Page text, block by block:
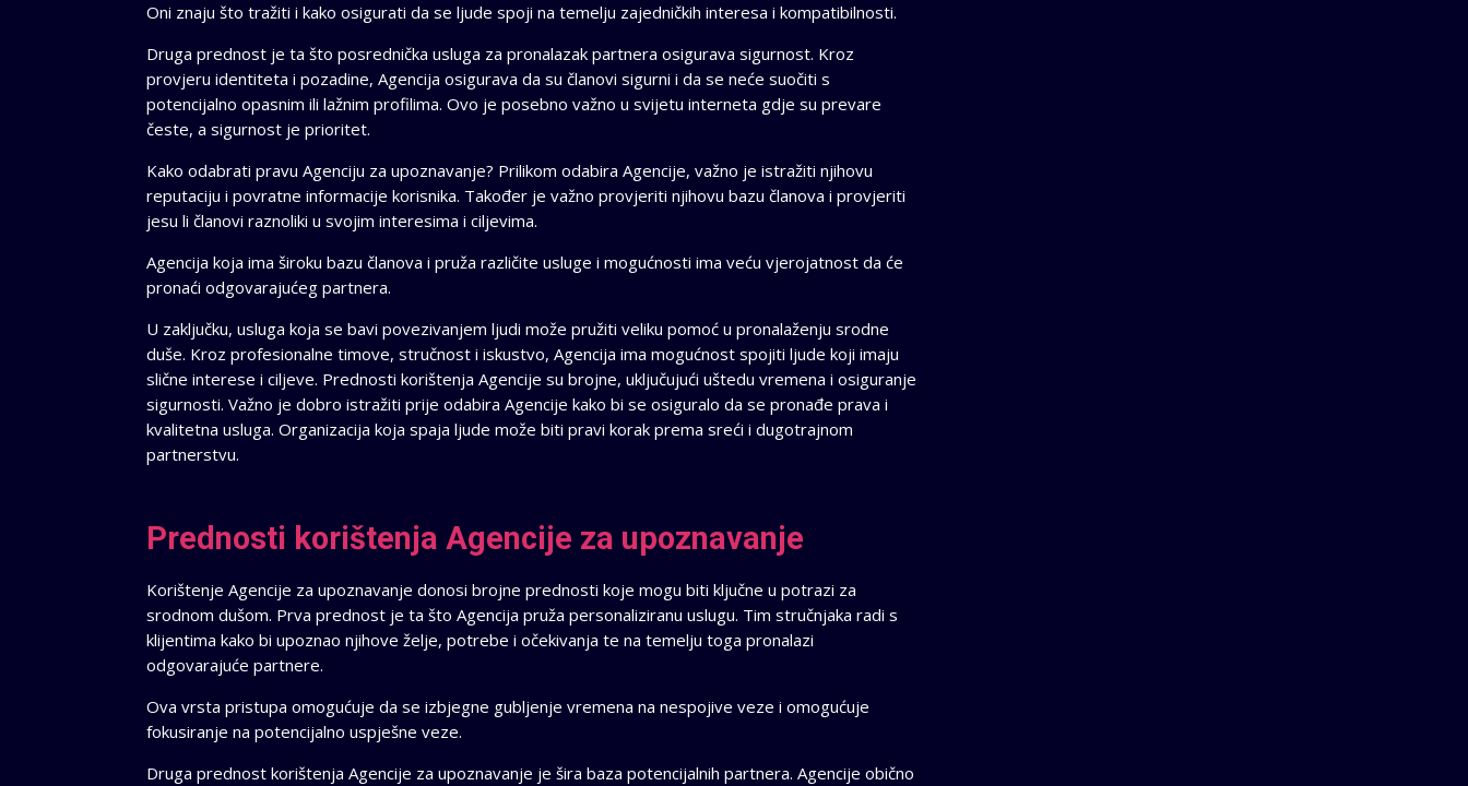
Oni znaju što tražiti i kako osigurati da se ljude spoji na temelju zajedničkih interesa i kompatibilnosti.
Druga prednost je ta što posrednička usluga za pronalazak partnera osigurava sigurnost. Kroz
provjeru identiteta i pozadine, Agencija osigurava da su članovi sigurni i da se neće suočiti s
potencijalno opasnim ili lažnim profilima. Ovo je posebno važno u svijetu interneta gdje su prevare
česte, a sigurnost je prioritet.
Kako odabrati pravu Agenciju za upoznavanje? Prilikom odabira Agencije, važno je istražiti njihovu
reputaciju i povratne informacije korisnika. Također je važno provjeriti njihovu bazu članova i provjeriti
jesu li članovi raznoliki u svojim interesima i ciljevima.
Agencija koja ima široku bazu članova i pruža različite usluge i mogućnosti ima veću vjerojatnost da će
pronaći odgovarajućeg partnera.
U zaključku, usluga koja se bavi povezivanjem ljudi može pružiti veliku pomoć u pronalaženju srodne
duše. Kroz profesionalne timove, stručnost i iskustvo, Agencija ima mogućnost spojiti ljude koji imaju
slične interese i ciljeve. Prednosti korištenja Agencije su brojne, uključujući uštedu vremena i osiguranje
sigurnosti. Važno je dobro istražiti prije odabira Agencije kako bi se osiguralo da se pronađe prava i
kvalitetna usluga. Organizacija koja spaja ljude može biti pravi korak prema sreći i dugotrajnom
partnerstvu.
Prednosti korištenja Agencije za upoznavanje
Korištenje Agencije za upoznavanje donosi brojne prednosti koje mogu biti ključne u potrazi za
srodnom dušom. Prva prednost je ta što Agencija pruža personaliziranu uslugu. Tim stručnjaka radi s
klijentima kako bi upoznao njihove želje, potrebe i očekivanja te na temelju toga pronalazi
odgovarajuće partnere.
Ova vrsta pristupa omogućuje da se izbjegne gubljenje vremena na nespojive veze i omogućuje
fokusiranje na potencijalno uspješne veze.
Druga prednost korištenja Agencije za upoznavanje je šira baza potencijalnih partnera. Agencije obično